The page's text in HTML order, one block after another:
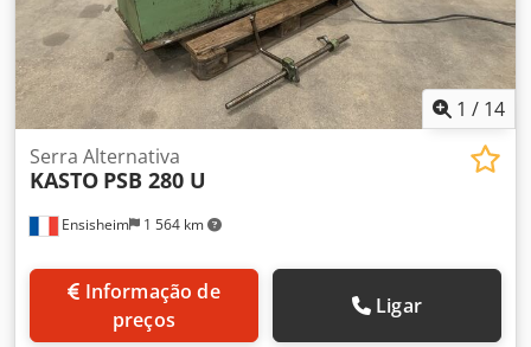
1 / 14
Ensisheim 1 564 km
Serra Alternativa
KASTO PSB 280 U
preços
Ligar